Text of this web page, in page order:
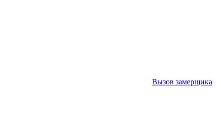
Вызов замерщика